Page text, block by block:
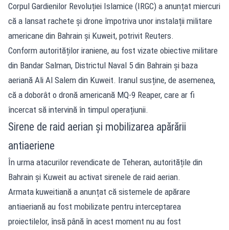
Corpul Gardienilor Revoluției Islamice (IRGC) a anunțat miercuri
că a lansat rachete și drone împotriva unor instalații militare
americane din Bahrain și Kuweit, potrivit Reuters.
Conform autorităților iraniene, au fost vizate obiective militare
din Bandar Salman, Districtul Naval 5 din Bahrain și baza
aeriană Ali Al Salem din Kuweit. Iranul susține, de asemenea,
că a doborât o dronă americană MQ-9 Reaper, care ar fi
încercat să intervină în timpul operațiunii.
Sirene de raid aerian și mobilizarea apărării
antiaeriene
În urma atacurilor revendicate de Teheran, autoritățile din
Bahrain și Kuweit au activat sirenele de raid aerian.
Armata kuweitiană a anunțat că sistemele de apărare
antiaeriană au fost mobilizate pentru interceptarea
proiectilelor, însă până în acest moment nu au fost